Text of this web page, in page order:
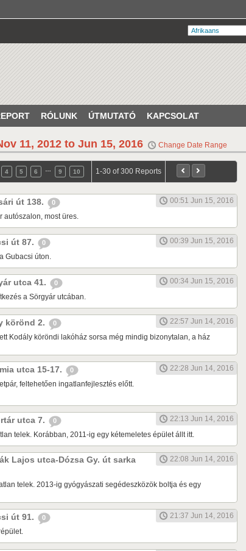
RÓLUNK ÚTMUTATÓ KAPCSOLAT
11, 2012 to Jun 15, 2016 Change Date Range
4 5 6 9 10 1-30 of 300 Reports
út 138. 0
00:51 Jun 15, 2016
autószalon, most üres.
út 87. 0
00:39 Jun 15, 2016
Gubacsi úton.
utca 41. 0
00:34 Jun 15, 2016
a Sörgyár utcában.
körönd 2. 0
22:57 Jun 14, 2016
Kodály köröndi lakóház sorsa még mindig bizonytalan, a ház
utca 15-17. 0
22:28 Jun 14, 2016
feltehetően ingatlanfejlesztés előtt.
utca 7. 0
22:13 Jun 14, 2016
telek. Korábban, 2011-ig egy kétemeletes épület állt itt.
Lajos utca-Dózsa Gy. út sarka 22:08 Jun 14, 2016
telek. 2013-ig gyógyászati segédeszközök boltja és egy
út 91. 0
21:37 Jun 14, 2016